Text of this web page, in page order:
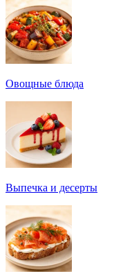
Овощные блюда
Выпечка и десерты